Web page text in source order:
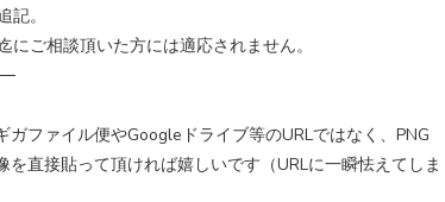
。
相談頂いた方には適応されません。
ガファイル便やGoogleドライブ等のURLではなく、PNG
を直接貼って頂ければ嬉しいです（URLに一瞬怯えてしま